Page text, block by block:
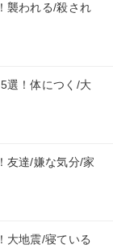
襲われる/殺され
選！体につく/大
友達/嫌な気分/家
大地震/寝ている